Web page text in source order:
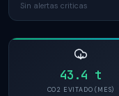
Sin alertas criticas
43.4 t
CO2 EVITADO (MES)